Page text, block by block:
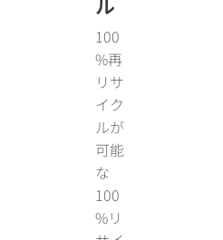
100
%再
リサ
イク
ルが
可能
な
100
%リ